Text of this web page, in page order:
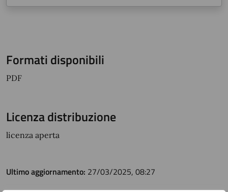
Formati disponibili
PDF
Licenza distribuzione
licenza aperta
Ultimo aggiornamento: 27/03/2025, 08:27